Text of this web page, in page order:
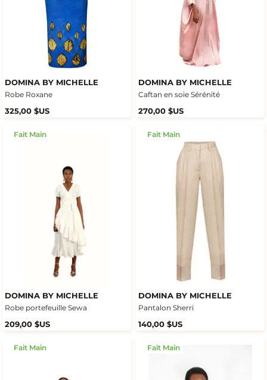
DOMINA BY MICHELLE
Robe Roxane
325,00 $US
DOMINA BY MICHELLE
Caftan en soie Sérénité
270,00 $US
Fait Main
DOMINA BY MICHELLE
Robe portefeuille Sewa
209,00 $US
Fait Main
DOMINA BY MICHELLE
Pantalon Sherri
140,00 $US
Fait Main Fait Main